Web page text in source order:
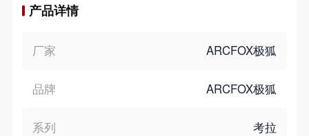
产品详情
厂家 ARCFOX极狐
品牌 ARCFOX极狐
系列 考拉